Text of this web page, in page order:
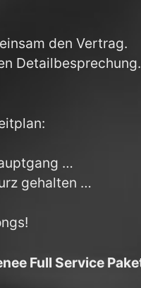
den Vertrag.
Detailbesprechung.
…
gehalten …